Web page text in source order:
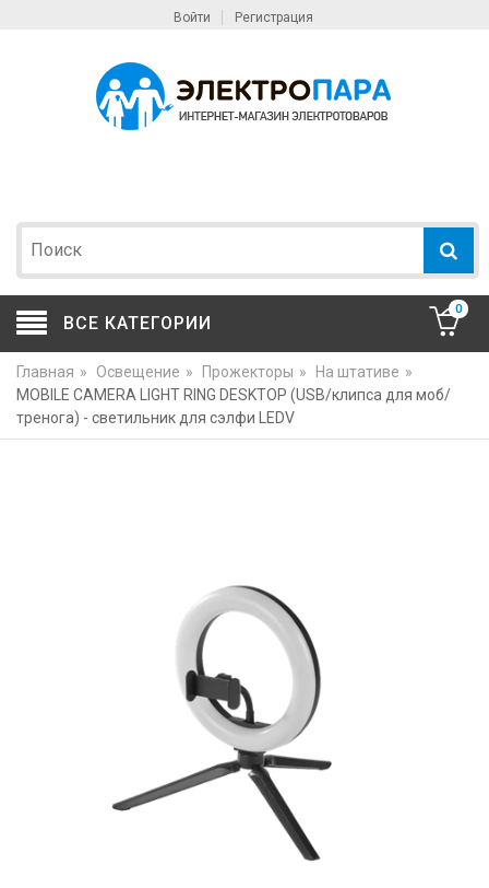
Войти Регистрация
ВСЕ КАТЕГОРИИ
0
Главная » Освещение » Прожекторы » На штативе »
MOBILE CAMERA LIGHT RING DESKTOP (USB/клипса для моб/
тренога) - светильник для сэлфи LEDV